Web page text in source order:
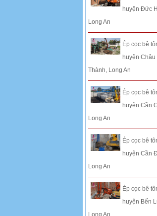
huyện Đức
Long An
Ép cọc bê
huyện Châu
Thành, Long An
Ép cọc bê
huyện Cần
Long An
Ép cọc bê
huyện Cần
Long An
Ép cọc bê
huyện Bến
Long An